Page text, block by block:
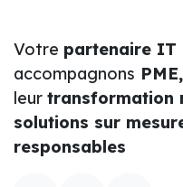
Votre partenaire IT
accompagnons
leur transformation
solutions sur
responsables